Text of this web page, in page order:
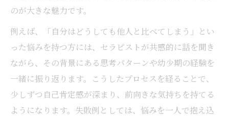
のが大きな魅力です。
例えば、「自分はどうしても他人と比べてしまう」とい
った悩みを持つ方には、セラピストが共感的に話を聞き
ながら、その背景にある思考パターンや幼少期の経験を
一緒に振り返ります。こうしたプロセスを経ることで、
少しずつ自己肯定感が深まり、前向きな気持ちを持てる
ようになります。失敗例としては、悩みを一人で抱え込